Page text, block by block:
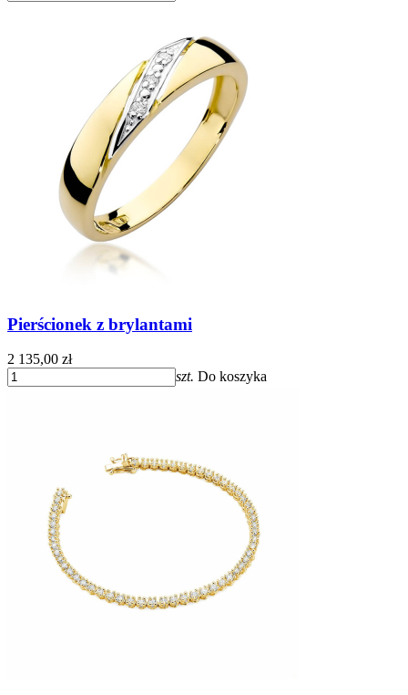
Pierścionek z brylantami
2 135,00 zł
szt. Do koszyka